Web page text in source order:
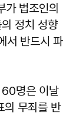
가 법조인의
정치 성향
서 반드시 파
60명은 이날
의 무죄를 반